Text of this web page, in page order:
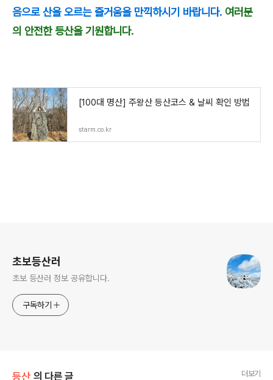
음으로 산을 오르는 즐거움을 만끽하시기 바랍니다. 여러분
의 안전한 등산을 기원합니다.
[100대 명산] 주왕산 등산코스 & 날씨 확인 방법
starm.co.kr
초보등산러
초보 등산러 정보 공유합니다.
구독하기
등산 의 다른 글 더보기